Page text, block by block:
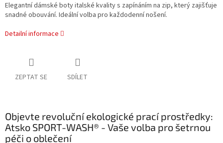
Elegantní dámské boty italské kvality s zapínáním na zip, který zajišťuje
snadné obouvání. Ideální volba pro každodenní nošení.
Detailní informace
ZEPTAT SE SDÍLET
Objevte revoluční ekologické prací prostředky:
Atsko SPORT-WASH® - Vaše volba pro šetrnou
péči o oblečení